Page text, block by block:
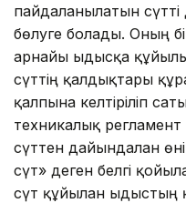
пайдаланылатын сүтті
бөлуге болады. Оның
арнайы ыдысқа
сүттің қалдықтары
қалпына келтіріліп
техникалық
сүттен дайындалған
сүт» деген белгі
сүт құйылған ыдыстың